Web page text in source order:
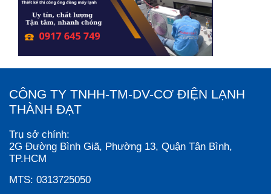
CÔNG TY TNHH-TM-DV-CƠ ĐIỆN LẠNH
THÀNH ĐẠT
Trụ sở chính:
2G Đường Bình Giã, Phường 13, Quận Tân Bình,
TP.HCM
MTS: 0313725050